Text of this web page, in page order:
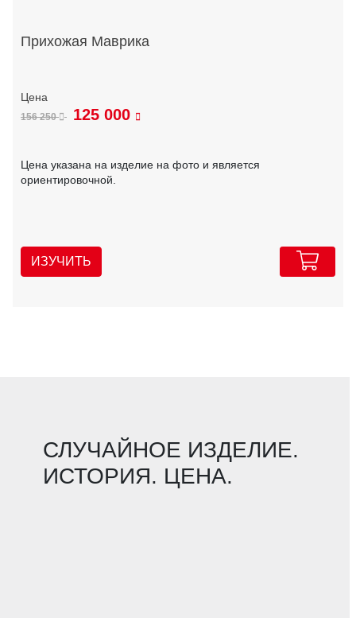
Прихожая Маврика
156 250 125 000
Цена указана на изделие на фото и является
ориентировочной.
ИЗУЧИТЬ
СЛУЧАЙНОЕ ИЗДЕЛИЕ.
ИСТОРИЯ. ЦЕНА.